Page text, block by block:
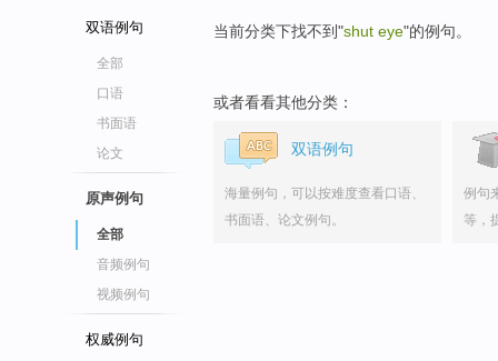
双语例句
全部
口语
书面语
论文
原声例句
全部
音频例句
视频例句
权威例句
当前分类下找不到"shut eye"的例句。
或者看看其他分类：
双语例句
海量例句，可以按难度查看口语、
书面语、论文例句。
例句
等，